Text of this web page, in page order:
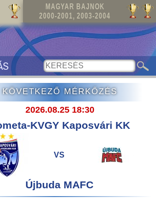
MAGYAR BAJNOK
2000-2001, 2003-2004
KÖVETKEZŐ MÉRKŐZÉS
2026.08.25 18:30
KVGY Kaposvári KK
VS
Újbuda MAFC